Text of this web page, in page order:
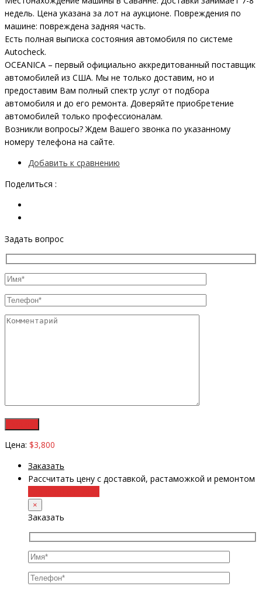
недель. Цена указана за лот на аукционе. Повреждения по
машине: повреждена задняя часть.
Есть полная выписка состояния автомобиля по системе
Autocheck.
OCEANICA – первый официально аккредитованный поставщик
автомобилей из США. Мы не только доставим, но и
предоставим Вам полный спектр услуг от подбора
автомобиля и до его ремонта. Доверяйте приобретение
автомобилей только профессионалам.
Возникли вопросы? Ждем Вашего звонка по указанному
номеру телефона на сайте.
Добавить к сравнению
Поделиться :
Задать вопрос
Цена: $3,800
Заказать
Рассчитать цену с доставкой, растаможкой и ремонтом
×
Заказать